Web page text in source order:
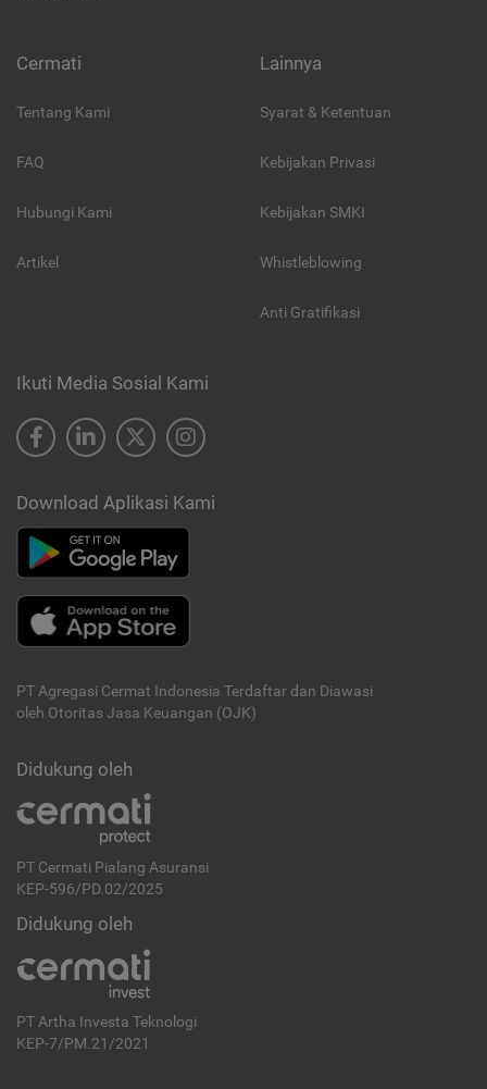
Cermati
Tentang Kami
FAQ
Hubungi Kami
Artikel
Lainnya
Syarat & Ketentuan
Kebijakan Privasi
Kebijakan SMKI
Whistleblowing
Anti Gratifikasi
Ikuti Media Sosial Kami
Download Aplikasi Kami
PT Agregasi Cermat Indonesia Terdaftar dan Diawasi
oleh Otoritas Jasa Keuangan (OJK)
Didukung oleh
PT Cermati Pialang Asuransi
KEP-596/PD.02/2025
Didukung oleh
PT Artha Investa Teknologi
KEP-7/PM.21/2021